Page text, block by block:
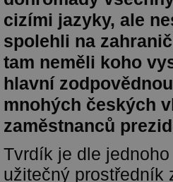
cizími jazyky, ale
spolehli na
tam neměli koho
hlavní
mnohých českých
zaměstnanců
Tvrdík je dle
užitečný prostředník